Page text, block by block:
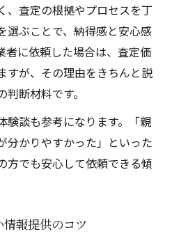
、査定の根拠やプロセスを丁
選ぶことで、納得感と安心感
者に依頼した場合は、査定価
すが、その理由をきちんと説
断材料です。
験談も参考になります。「親
分かりやすかった」といった
方でも安心して依頼できる傾
報提供のコツ